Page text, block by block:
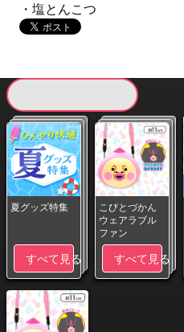
・塩とんこつ
夏グッズ特集
すべて見る
こびとづかん
ウェアラブル
ファン
すべて見る